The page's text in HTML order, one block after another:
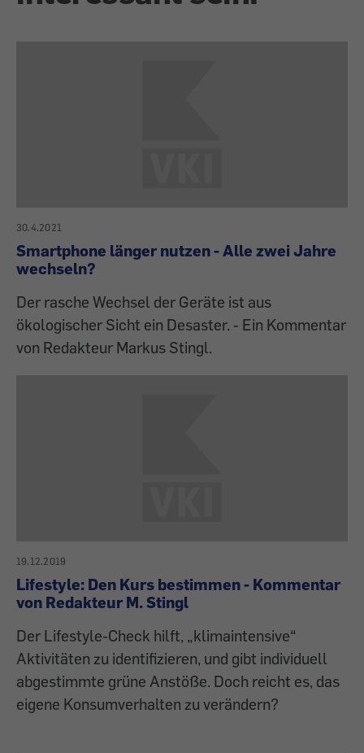
30.4.2021
Smartphone länger nutzen - Alle zwei Jahre
wechseln?
Der rasche Wechsel der Geräte ist aus
ökologischer Sicht ein Desaster. - Ein Kommentar
von Redakteur Markus Stingl.
19.12.2019
Lifestyle: Den Kurs bestimmen - Kommentar
von Redakteur M. Stingl
Der Lifestyle-Check hilft, „klimaintensive“
Aktivitäten zu identifizieren, und gibt individuell
abgestimmte grüne Anstöße. Doch reicht es, das
eigene Konsumverhalten zu verändern?